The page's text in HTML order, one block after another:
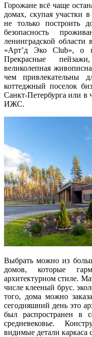
Горожане всё чаще
домах, скупая участки
не только построить
безопасность
ленинградской области
«Арт’д Эко Club», о
Прекрасные
великолепная
чем
коттеджный поселок
Санкт-Петербурга или в
ИЖС.
Выбрать можно из
домов, которые
архитектурном стиле.
числе клееный брус.
того, дома можно
сегодняшний день это
был распространен в
средневековье.
видимые детали каркаса